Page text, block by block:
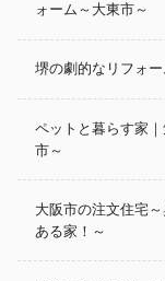
ォーム～大東市～
堺の劇的なリフォ
ペットと暮らす家
市～
大阪市の注文住宅
ある家！～